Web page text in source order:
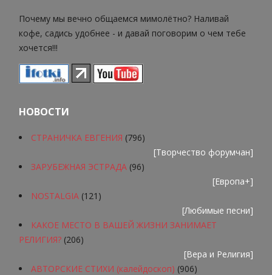
Почему мы вечно общаемся мимолётно? Наливай
кофе, садись удобнее - и давай поговорим о чем тебе
хочется!!!
НОВОСТИ
СТРАНИЧКА ЕВГЕНИЯ (796)
[Творчество форумчан]
ЗАРУБЕЖНАЯ ЭСТРАДА (96)
[Европа+]
NOSTALGIA (121)
[Любимые песни]
КАКОЕ МЕСТО В ВАШЕЙ ЖИЗНИ ЗАНИМАЕТ
РЕЛИГИЯ? (206)
[Вера и Религия]
АВТОРСКИЕ СТИХИ (калейдоскоп) (906)